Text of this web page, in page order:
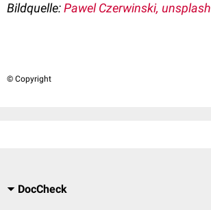
Bildquelle:Pawel Czerwinski, unsplash
© Copyright
DocCheck